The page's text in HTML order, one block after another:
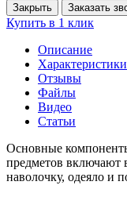
Закрыть Заказать
Купить в 1 клик
Описание
Характеристики
Отзывы
Файлы
Видео
Статьи
Основные
предметов включают
наволочку, одеяло и